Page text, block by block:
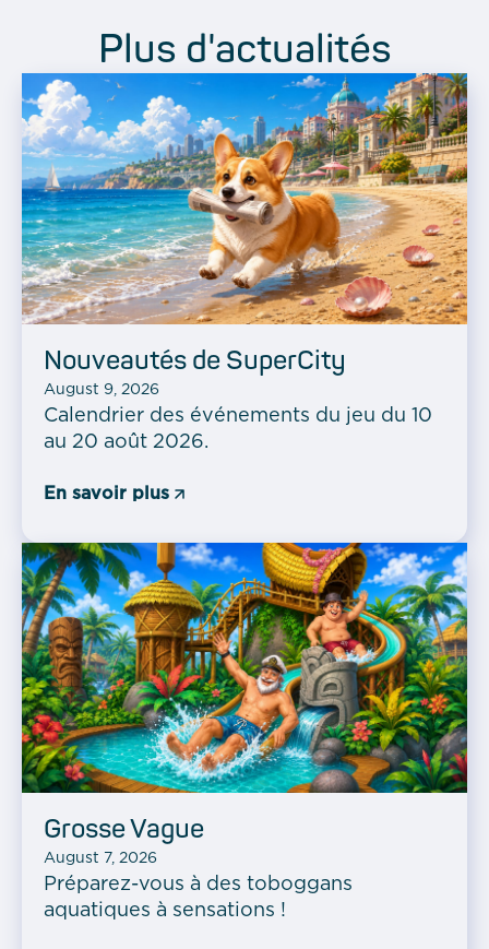
Plus d'actualités
Nouveautés de SuperCity
August 9, 2026
Calendrier des événements du jeu du 10
au 20 août 2026.
En savoir plus
Grosse Vague
August 7, 2026
Préparez-vous à des toboggans
aquatiques à sensations !